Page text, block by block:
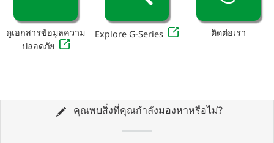
ดูเอกสารข้อมูลความ
ปลอดภัย
Explore G-Series ติดต่อเรา
คุณพบสิ่งที่คุณกำลังมองหาหรือไม่?